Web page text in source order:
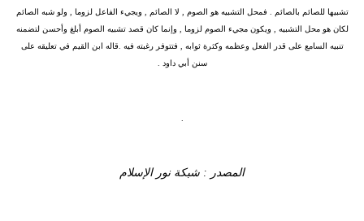
تشبيها للصائم بالصائم . فمحل التشبيه هو الصوم , لا الصائم , ويجيء الفاعل لزوما , ولو شبه الصائم
لكان هو محل التشبيه , ويكون مجيء الصوم لزوما , وإنما كان قصد تشبيه الصوم أبلغ وأحسن لتضمنه
تنبيه السامع على قدر الفعل وعظمه وكثرة ثوابه , فتتوفر رغبته فيه .قاله ابن القيم في تعليقه على
سنن أبي داود .
المصدر : شبكة نور الإسلام